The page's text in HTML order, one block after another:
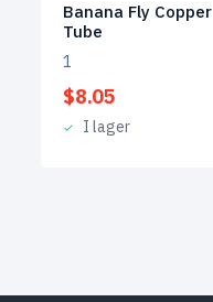
Banana Fly Copper
Tube
1
$8.05
I lager